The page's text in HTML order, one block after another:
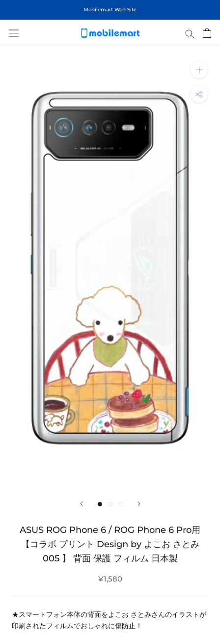
Mobilemart Web Site
ASUS ROG Phone 6 / ROG Phone 6 Pro用
【コラボ プリント Design by よこお さとみ
005 】 背面 保護 フィルム 日本製
¥1,580
★スマートフォン本体の背面をよこお さとみさんのイラストが
印刷されたフィルムでおしゃれに傷防止！